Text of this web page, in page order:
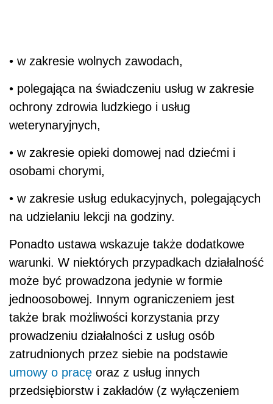
• w zakresie wolnych zawodach,
• polegająca na świadczeniu usług w zakresie
ochrony zdrowia ludzkiego i usług
weterynaryjnych,
• w zakresie opieki domowej nad dziećmi i
osobami chorymi,
• w zakresie usług edukacyjnych, polegających
na udzielaniu lekcji na godziny.
Ponadto ustawa wskazuje także dodatkowe
warunki. W niektórych przypadkach działalność
może być prowadzona jedynie w formie
jednoosobowej. Innym ograniczeniem jest
także brak możliwości korzystania przy
prowadzeniu działalności z usług osób
zatrudnionych przez siebie na podstawie
umowy o pracę oraz z usług innych
przedsiębiorstw i zakładów (z wyłączeniem